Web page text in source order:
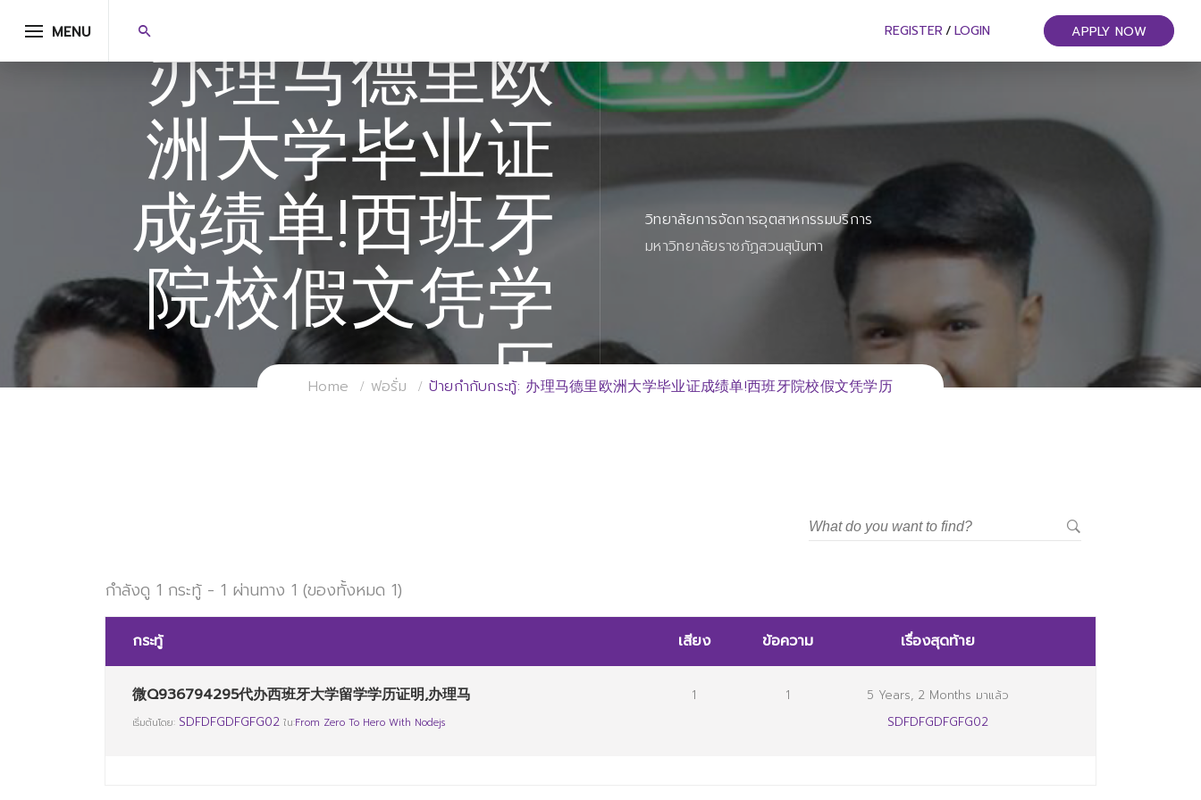
MENU REGISTER / LOGIN APPLY NOW
办理马德里欧
洲大学毕业证
成绩单!西班牙
院校假文凭学
历
วิทยาลัยการจัดการอุตสาหกรรมบริการ
มหาวิทยาลัยราชภัฏสวนสุนันทา
Home ฟอรั่ม ป้ายกำกับกระทู้: 办理马德里欧洲大学毕业证成绩单!西班牙院校假文凭学历
กำลังดู 1 กระทู้ - 1 ผ่านทาง 1 (ของทั้งหมด 1)
กระทู้ เสียง ข้อความ เรื่องสุดท้าย
微Q936794295代办西班牙大学留学学历证明,办理马
เริ่มต้นโดย: SDFDFGDFGFG02 ใน:From Zero To Hero With Nodejs
1 1
5 Years, 2 Months มาแล้ว
SDFDFGDFGFG02